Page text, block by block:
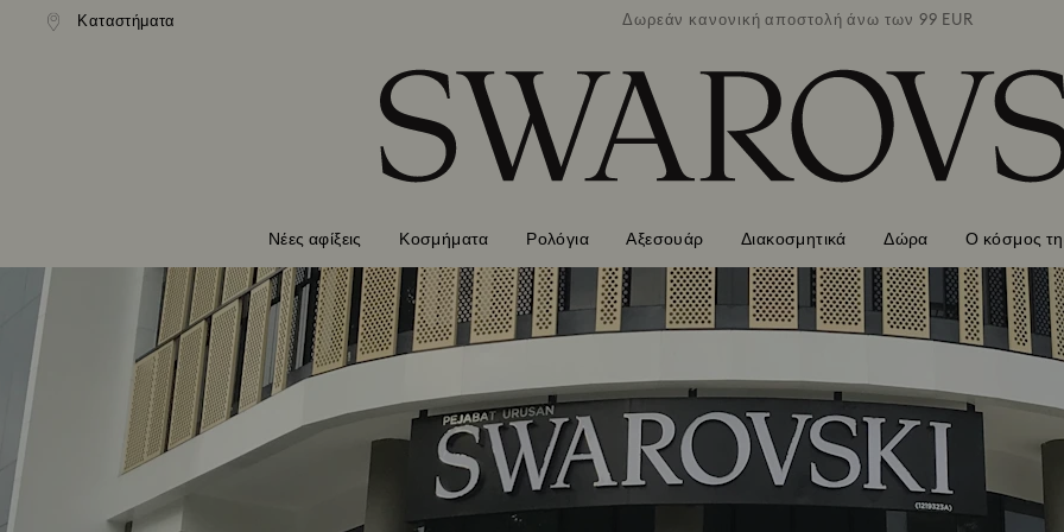
Accesskeys list
Καταστήματα
αποστολή άνω των 99 EUR Δωρεάν κανονική αποστολή άνω των 99 EUR Δωρεάν
Νέες αφίξεις Κοσμήματα Ρολόγια Αξεσουάρ Διακοσμητικά Δώρα Ο κόσμος